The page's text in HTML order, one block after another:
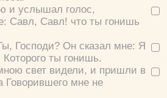
и услышал голос,
Савл, Савл! что ты гонишь
Господи? Он сказал мне: Я
ты гонишь.
свет видели, и пришли в
Говорившего мне не